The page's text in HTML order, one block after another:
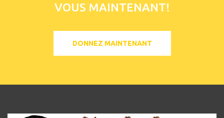
VOUS MAINTENANT!
DONNEZ MAINTENANT